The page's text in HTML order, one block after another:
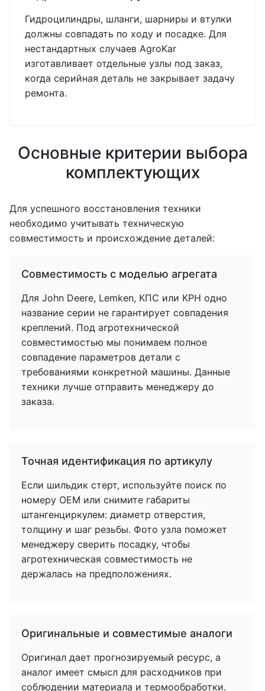
Гидроцилиндры, шланги, шарниры и втулки
должны совпадать по ходу и посадке. Для
нестандартных случаев AgroKar
изготавливает отдельные узлы под заказ,
когда серийная деталь не закрывает задачу
ремонта.
Основные критерии выбора
комплектующих
Для успешного восстановления техники
необходимо учитывать техническую
совместимость и происхождение деталей:
Совместимость с моделью агрегата
Для John Deere, Lemken, КПС или КРН одно
название серии не гарантирует совпадения
креплений. Под агротехнической
совместимостью мы понимаем полное
совпадение параметров детали с
требованиями конкретной машины. Данные
техники лучше отправить менеджеру до
заказа.
Точная идентификация по артикулу
Если шильдик стерт, используйте поиск по
номеру OEM или снимите габариты
штангенциркулем: диаметр отверстия,
толщину и шаг резьбы. Фото узла поможет
менеджеру сверить посадку, чтобы
агротехническая совместимость не
держалась на предположениях.
Оригинальные и совместимые аналоги
Оригинал дает прогнозируемый ресурс, а
аналог имеет смысл для расходников при
соблюдении материала и термообработки.